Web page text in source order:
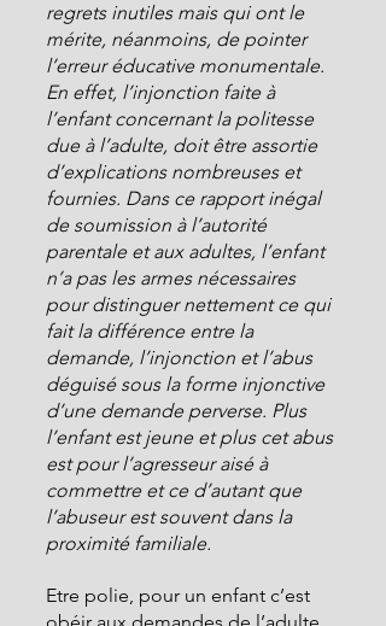
regrets inutiles mais qui ont le
mérite, néanmoins, de pointer
l’erreur éducative monumentale.
En effet, l’injonction faite à
l’enfant concernant la politesse
due à l’adulte, doit être assortie
d’explications nombreuses et
fournies. Dans ce rapport inégal
de soumission à l’autorité
parentale et aux adultes, l’enfant
n’a pas les armes nécessaires
pour distinguer nettement ce qui
fait la différence entre la
demande, l’injonction et l’abus
déguisé sous la forme injonctive
d’une demande perverse. Plus
l’enfant est jeune et plus cet abus
est pour l’agresseur aisé à
commettre et ce d’autant que
l’abuseur est souvent dans la
proximité familiale.
Etre polie, pour un enfant c’est